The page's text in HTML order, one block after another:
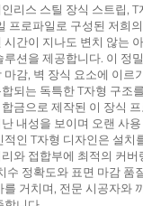
리스 스틸 장식 스트립,
프로파일로 구성된 저희
시간이 지나도 변치 않는
루션을 제공합니다. 이 정
마감, 벽 장식 요소에 이르
되는 독특한 T자형 구조
금으로 제작된 이 장식
내성을 보이며 오랜 사
적인 T자형 디자인은 설치
와 접합부에 최적의 커
수 정확도와 표면 마감 품
거치며, 전문 시공자와